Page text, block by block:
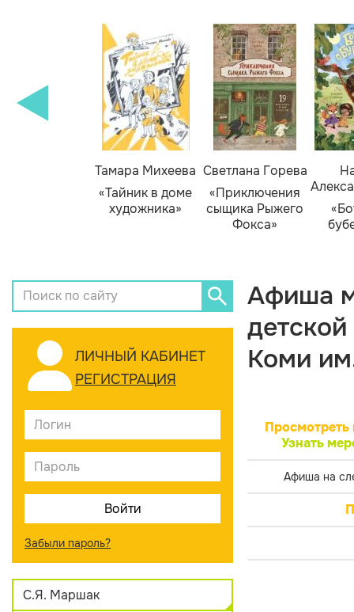
Тамара Михеева
«Тайник в доме
художника»
Светлана Горева
«Приключения
сыщика Рыжего
Фокса»
ЛИЧНЫЙ КАБИНЕТ
РЕГИСТРАЦИЯ
Забыли пароль?
С.Я. Маршак
Афиша
Коми
Просмотреть
Узнать
Афиша на